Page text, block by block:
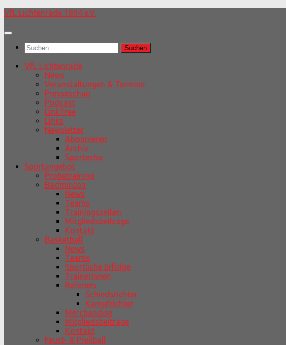
Unter
Inhalt
VfL Lichtenrade 1894 e.V.
Suchen
nach:
VfL Lichtenrade
News
Veranstaltungen & Termine
Presseschau
Podcast
LinkTree
Links
Newsletter
Abonnieren
Archiv
Sportecho
Sportangebot
Probetraining
Badminton
News
Teams
Trainingszeiten
Mitgliedsbeiträge
Kontakt
Basketball
News
Teams
Sportliche Erfolge
TrainerInnen
Referees
Schiedsrichter
Kampfrichter
Merchandise
Mitgliedsbeiträge
Kontakt
Faust- & Prellball